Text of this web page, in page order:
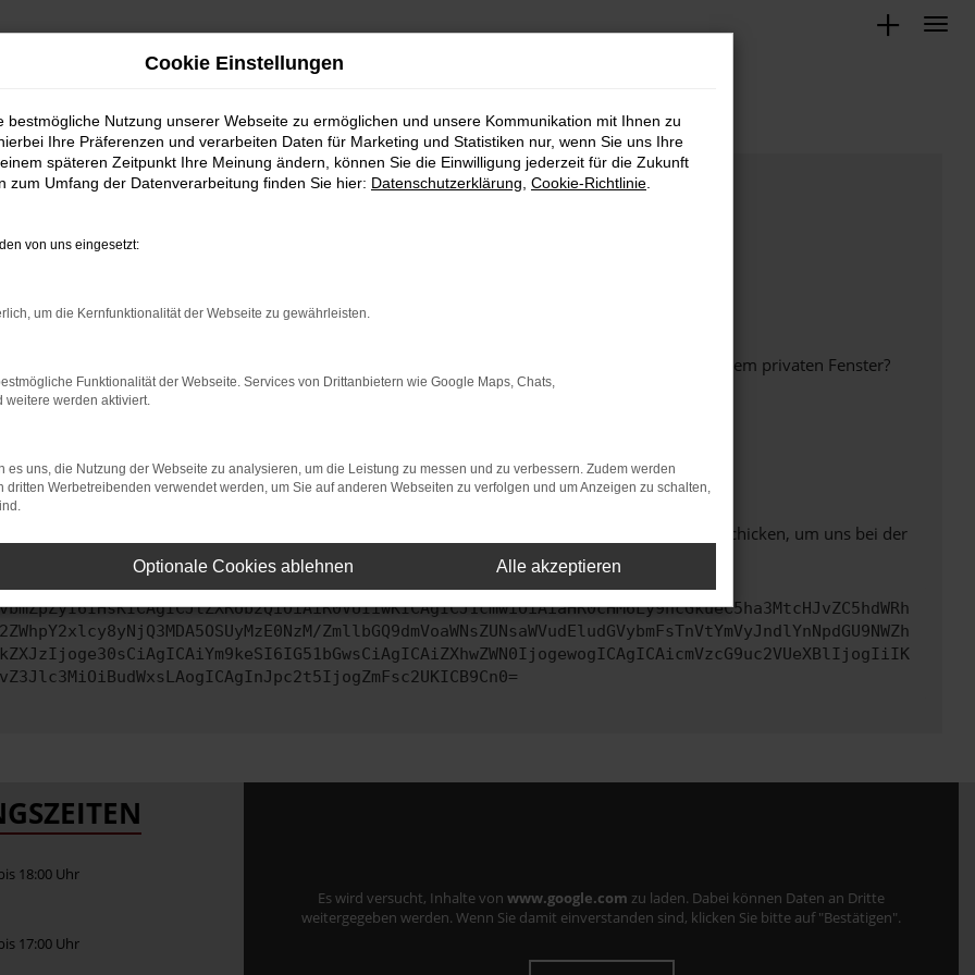
bestimmter Seiten verhindern. Funktioniert die Seite in einem anderen Browser oder in einem privaten Fenster?
beheben.
auf dem neuesten Stand sind.
kann auch dazu führen, dass bestimmte Funktionen nicht mehr unterstützt werden.
uns bitte. Wir werden versuchen, das Problem zu beheben. Du kannst uns diesen Text schicken, um uns bei der
ZmllbGQ9dmVoaWNsZUNsaWVudEludGVybmFsTnVtYmVyJndlYnNpdGU9NWZh
18:00 Uhr
17:00 Uhr
Es wird versucht, Inhalte von www.google.com zu laden. Dabei können Daten an Dritte
weitergegeben werden. Wenn Sie damit einverstanden sind, klicken Sie bitte auf "Bestätigen".
Cookie Einstellungen
bestmögliche Nutzung unserer Webseite zu ermöglichen und unsere Kommunikation mit Ihnen zu
Ihre Präferenzen und verarbeiten Daten für Marketing und Statistiken nur, wenn Sie uns Ihre
späteren Zeitpunkt Ihre Meinung ändern, können Sie die Einwilligung jederzeit für die Zukunft
zum Umfang der Datenverarbeitung finden Sie hier: Datenschutzerklärung Cookie-Richtlinie
von uns eingesetzt:
um die Kernfunktionalität der Webseite zu gewährleisten.
Funktionalität der Webseite. Services von Drittanbietern wie Google Maps, Chats,
weitere werden aktiviert.
es uns, die Nutzung der Webseite zu analysieren, um die Leistung zu messen und zu verbessern. Zudem werden
dritten Werbetreibenden verwendet werden, um Sie auf anderen Webseiten zu verfolgen und um Anzeigen zu schalten,
Optionale Cookies ablehnen Alle akzeptieren